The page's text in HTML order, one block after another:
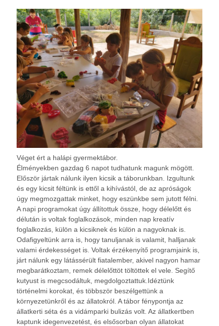
Véget ért a halápi gyermektábor.
Élményekben gazdag 6 napot tudhatunk magunk mögött.
Először jártak nálunk ilyen kicsik a táborunkban. Izgultunk
és egy kicsit féltünk is ettől a kihívástól, de az apróságok
úgy megmozgattak minket, hogy eszünkbe sem jutott félni.
A napi programokat úgy állítottuk össze, hogy délelőtt és
délután is voltak foglalkozások, minden nap kreatív
foglalkozás, külön a kicsiknek és külön a nagyoknak is.
Odafigyeltünk arra is, hogy tanuljanak is valamit, halljanak
valami érdekességet is. Voltak érzékenyítő programjaink is,
járt nálunk egy látássérült fiatalember, akivel nagyon hamar
megbarátkoztam, remek délelőttöt töltöttek el vele. Segítő
kutyust is megcsodáltuk, megdolgoztattuk.Idéztünk
történelmi korokat, és többször beszélgettünk a
környezetünkről és az állatokról. A tábor fénypontja az
állatkerti séta és a vidámparki bulizás volt. Az állatkertben
kaptunk idegenvezetést, és elsősorban olyan állatokat